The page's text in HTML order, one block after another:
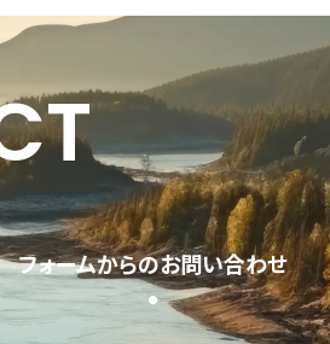
フォームからのお問い合わせ